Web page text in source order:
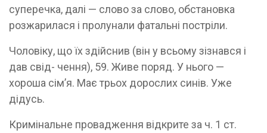
суперечка, далі — слово за слово, обстановка
розжарилася і пролунали фатальні постріли.
Чоловіку, що їх здійснив (він у всьому зізнався і
дав свід- чення), 59. Живе поряд. У нього —
хороша сім’я. Має трьох дорослих синів. Уже
дідусь.
Кримінальне провадження відкрите за ч. 1 ст.